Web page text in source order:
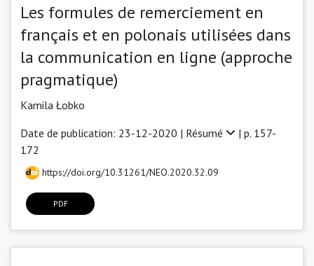
Les formules de remerciement en
français et en polonais utilisées dans
la communication en ligne (approche
pragmatique)
Kamila Łobko
Date de publication: 23-12-2020 | Résumé
| p. 157-
172
https://doi.org/10.31261/NEO.2020.32.09
PDF